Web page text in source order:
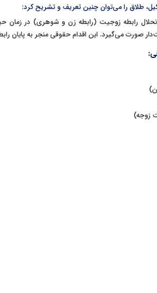
طلاق را می‌توان چنین تعریف و تشریح کرد:
رابطه زوجیت (رابطه زن و شوهری) در زمان
صورت می‌گیرد. این اقدام حقوقی منجر به پایان
زوجه)